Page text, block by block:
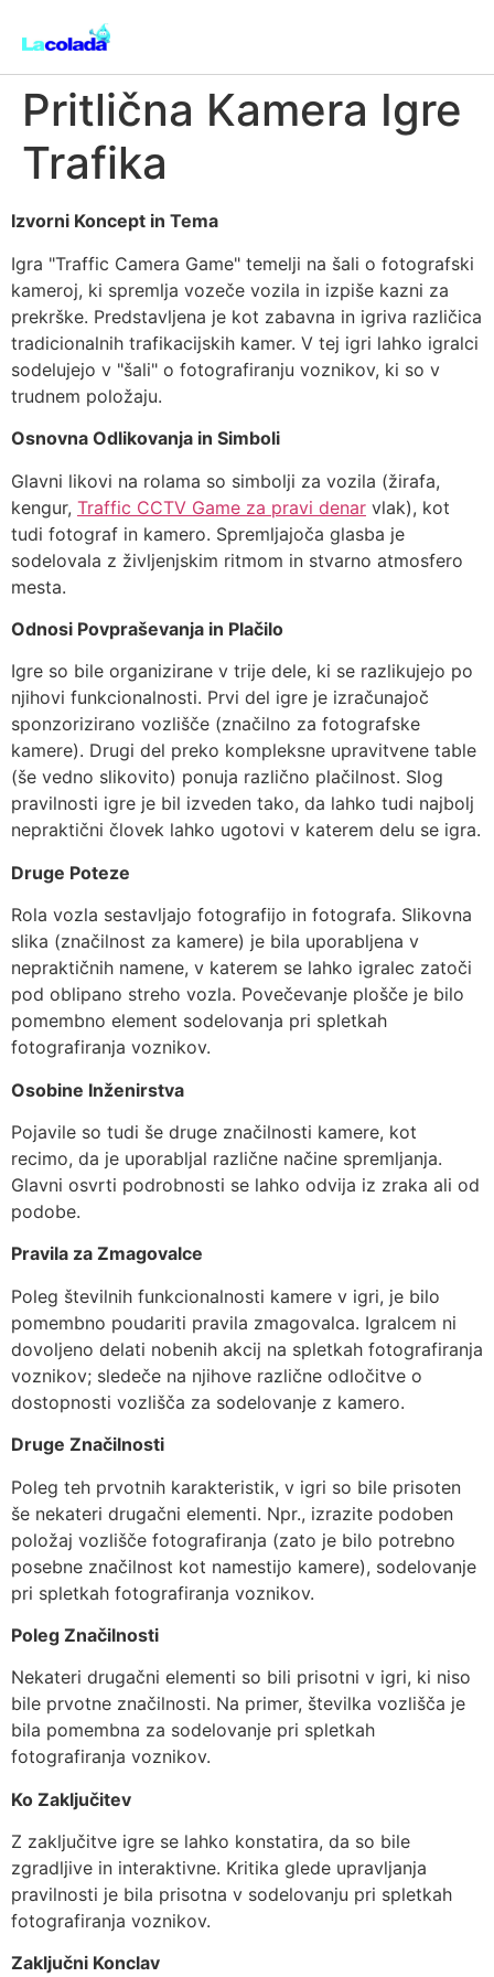
Pritlična Kamera Igre
Trafika
Izvorni Koncept in Tema
Igra "Traffic Camera Game" temelji na šali o fotografski
kameroj, ki spremlja vozeče vozila in izpiše kazni za
prekrške. Predstavljena je kot zabavna in igriva različica
tradicionalnih trafikacijskih kamer. V tej igri lahko igralci
sodelujejo v "šali" o fotografiranju voznikov, ki so v
trudnem položaju.
Osnovna Odlikovanja in Simboli
Glavni likovi na rolama so simbolji za vozila (žirafa,
kengur, Traffic CCTV Game za pravi denar vlak), kot
tudi fotograf in kamero. Spremljajoča glasba je
sodelovala z življenjskim ritmom in stvarno atmosfero
mesta.
Odnosi Povpraševanja in Plačilo
Igre so bile organizirane v trije dele, ki se razlikujejo po
njihovi funkcionalnosti. Prvi del igre je izračunajoč
sponzorizirano vozlišče (značilno za fotografske
kamere). Drugi del preko kompleksne upravitvene table
(še vedno slikovito) ponuja različno plačilnost. Slog
pravilnosti igre je bil izveden tako, da lahko tudi najbolj
nepraktični človek lahko ugotovi v katerem delu se igra.
Druge Poteze
Rola vozla sestavljajo fotografijo in fotografa. Slikovna
slika (značilnost za kamere) je bila uporabljena v
nepraktičnih namene, v katerem se lahko igralec zatoči
pod oblipano streho vozla. Povečevanje plošče je bilo
pomembno element sodelovanja pri spletkah
fotografiranja voznikov.
Osobine Inženirstva
Pojavile so tudi še druge značilnosti kamere, kot
recimo, da je uporabljal različne načine spremljanja.
Glavni osvrti podrobnosti se lahko odvija iz zraka ali od
podobe.
Pravila za Zmagovalce
Poleg številnih funkcionalnosti kamere v igri, je bilo
pomembno poudariti pravila zmagovalca. Igralcem ni
dovoljeno delati nobenih akcij na spletkah fotografiranja
voznikov; sledeče na njihove različne odločitve o
dostopnosti vozlišča za sodelovanje z kamero.
Druge Značilnosti
Poleg teh prvotnih karakteristik, v igri so bile prisoten
še nekateri drugačni elementi. Npr., izrazite podoben
položaj vozlišče fotografiranja (zato je bilo potrebno
posebne značilnost kot namestijo kamere), sodelovanje
pri spletkah fotografiranja voznikov.
Poleg Značilnosti
Nekateri drugačni elementi so bili prisotni v igri, ki niso
bile prvotne značilnosti. Na primer, številka vozlišča je
bila pomembna za sodelovanje pri spletkah
fotografiranja voznikov.
Ko Zaključitev
Z zaključitve igre se lahko konstatira, da so bile
zgradljive in interaktivne. Kritika glede upravljanja
pravilnosti je bila prisotna v sodelovanju pri spletkah
fotografiranja voznikov.
Zaključni Konclav